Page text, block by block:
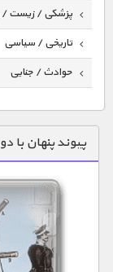
پزشکی / زیست /
تاریخی / سیاسی
حوادث / جنایی
دنیای خوراکی ها
زمین شناسی /
سازه/ معماری/
سرگرمی
شناخت کودکان
پیوند پنهان با